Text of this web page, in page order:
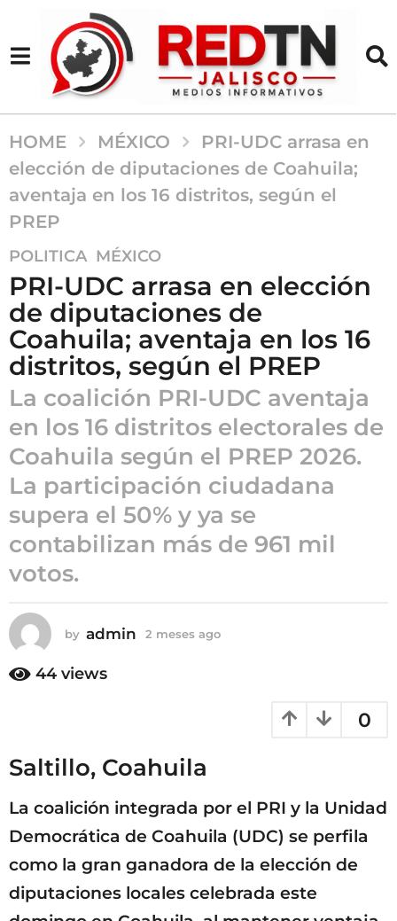
HOME MÉXICO
PRI-UDC arrasa en
elección de diputaciones de Coahuila;
aventaja en los 16 distritos, según el
PREP
2
m
e
s
e
s
a
g
o
m
s
e
s
a
o
POLITICA ,MÉXICO
PRI-UDC arrasa en elección
de diputaciones de
Coahuila; aventaja en los 16
distritos, según el PREP
La coalición PRI-UDC aventaja
en los 16 distritos electorales de
Coahuila según el PREP 2026.
La participación ciudadana
supera el 50% y ya se
contabilizan más de 961 mil
votos.
by admin 2 meses ago
44 views
0
Saltillo, Coahuila
La coalición integrada por el PRI y la Unidad
Democrática de Coahuila (UDC) se perfila
como la gran ganadora de la elección de
diputaciones locales celebrada este